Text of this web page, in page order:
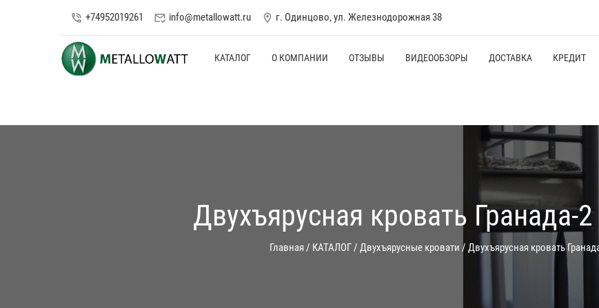
phone_in_talk +74952019261 mark_email_read info@metallowatt.ru location_on г. Одинцово, ул. Железнодорожная 38
КАТАЛОГ О КОМПАНИИ ОТЗЫВЫ ВИДЕООБЗОРЫ ДОСТАВКА КРЕДИТ
Двухъярусная кровать Гранада-
Главная / КАТАЛОГ/ Двухъярусные кровати / Двухъярусная кровать